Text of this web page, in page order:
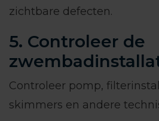
zichtbare defecten.
5. Controleer de
Controleer pomp,
skimmers en andere